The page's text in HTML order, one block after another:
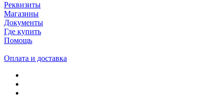
Реквизиты
Магазины
Документы
Где купить
Помощь
Оплата и доставка